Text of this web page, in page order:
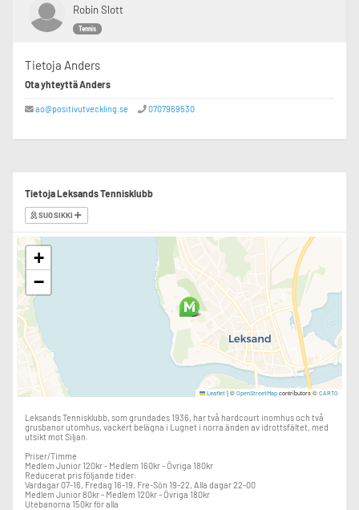
Robin Slott
Tennis
Tietoja Anders
Ota yhteyttä Anders
ao@positivutveckling.se 0707969530
Tietoja Leksands Tennisklubb
SUOSIKKI
+
−
Leaflet |© OpenStreetMap contributors © CARTO
Leksands Tennisklubb, som grundades 1936, har två hardcourt inomhus och två
grusbanor utomhus, vackert belägna i Lugnet i norra änden av idrottsfältet, med
utsikt mot Siljan.
Priser/Timme
Medlem Junior 120kr - Medlem 160kr - Övriga 180kr
Reducerat pris följande tider:
Vardagar 07-16, Fredag 16-19, Fre-Sön 19-22, Alla dagar 22-00
Medlem Junior 80kr - Medlem 120kr - Övriga 180kr
Utebanorna 150kr för alla